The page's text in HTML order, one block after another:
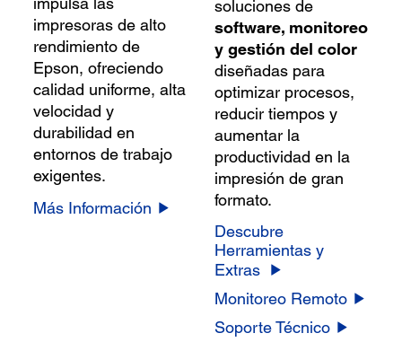
impresoras de alto
rendimiento de
Epson, ofreciendo
calidad uniforme, alta
velocidad y
durabilidad en
entornos de trabajo
exigentes.
Más Información
soluciones de
software, monitoreo
y gestión del color
diseñadas para
optimizar procesos,
reducir tiempos y
aumentar la
productividad en la
impresión de gran
formato.
Descubre
Herramientas y
Extras
Monitoreo Remoto
Soporte Técnico